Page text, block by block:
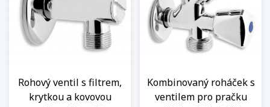
Rohový ventil s filtrem,
krytkou a kovovou
Kombinovaný roháček s
ventilem pro pračku